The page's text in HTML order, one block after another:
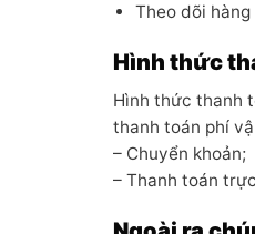
Theo dõi
Hình thức
Hình thức thanh
thanh toán phí
– Chuyển khoản;
– Thanh toán